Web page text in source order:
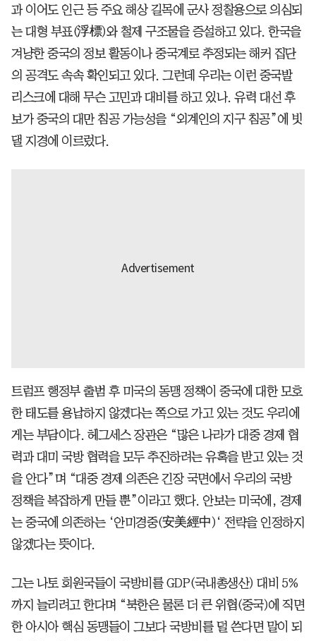
과 이어도 인근 등 주요 해상 길목에 군사 정찰용으로 의심되
는 대형 부표(浮標)와 철제 구조물을 증설하고 있다. 한국을
겨냥한 중국의 정보 활동이나 중국계로 추정되는 해커 집단
의 공격도 속속 확인되고 있다. 그런데 우리는 이런 중국발
리스크에 대해 무슨 고민과 대비를 하고 있나. 유력 대선 후
보가 중국의 대만 침공 가능성을 “외계인의 지구 침공”에 빗
댈 지경에 이르렀다.
트럼프 행정부 출범 후 미국의 동맹 정책이 중국에 대한 모호
한 태도를 용납하지 않겠다는 쪽으로 가고 있는 것도 우리에
게는 부담이다. 헤그세스 장관은 “많은 나라가 대중 경제 협
력과 대미 국방 협력을 모두 추진하려는 유혹을 받고 있는 것
을 안다”며 “대중 경제 의존은 긴장 국면에서 우리의 국방
정책을 복잡하게 만들 뿐”이라고 했다. 안보는 미국에, 경제
는 중국에 의존하는 ‘안미경중(安美經中)‘ 전략을 인정하지
않겠다는 뜻이다.
그는 나토 회원국들이 국방비를 GDP(국내총생산) 대비 5%
까지 늘리려고 한다며 “북한은 물론 더 큰 위협(중국)에 직면
한 아시아 핵심 동맹들이 그보다 국방비를 덜 쓴다면 말이 되